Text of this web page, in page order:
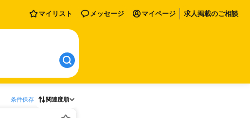
マイリスト メッセージ マイページ 求人掲載のご相談
条件保存 関連度順